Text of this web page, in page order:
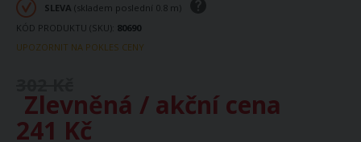
SLEVA (skladem poslední 0.8 m)
KÓD PRODUKTU (SKU) 80690
UPOZORNIT NA POKLES CENY
Zlevněná / akční cena
241 Kč